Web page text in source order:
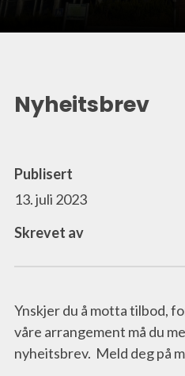
Nyheitsbrev
Ynskjer du å motta tilbod,
våre arrangement må du
nyheitsbrev. Meld deg på
Publisert
13. juli 2023
Skrevet av